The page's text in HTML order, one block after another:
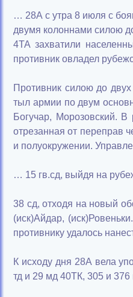
… 28А с утра 8 июля с
двумя колоннами силою
4ТА захватили
противник овладел
Противник силою до
тыл армии по двум
Богучар, Морозовский.
отрезанная от переправ
и полуокружении.
… 15 гв.сд, выйдя на
38 сд, отходя на новый
(иск)Айдар,
противнику удалось
К исходу дня 28А вела
тд и 29 мд 40ТК, 305 и